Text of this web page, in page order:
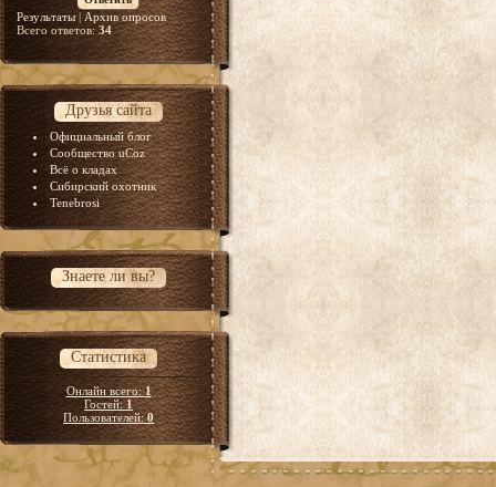
Результаты|Архив опросов
Всего ответов:34
Друзья сайта
Официальный блог
Сообщество uCoz
Всё о кладах
Сибирский охотник
Tenebrosi
Знаете ли вы?
Статистика
Онлайн всего:1
Гостей:1
Пользователей:0